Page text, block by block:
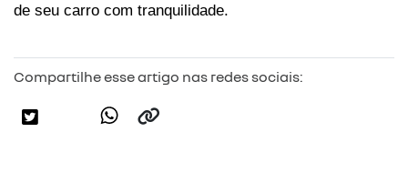
de seu carro com tranquilidade.
Compartilhe esse artigo nas redes sociais: